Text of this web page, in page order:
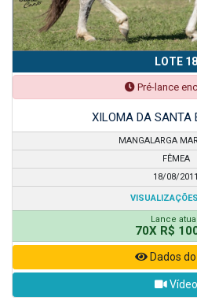
LOTE 18
Pré-lance
XILOMA DA SANTA
MANGALARGA
FÊMEA
18/08/2011
Lance
70X R$
Dados
Vídeo